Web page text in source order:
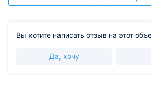
Вы хотите написать отзыв на этот
Да, хочу